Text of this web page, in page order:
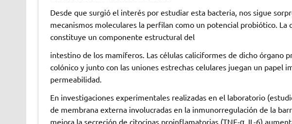
Desde que surgió el interés por estudiar esta bacteria, nos sigue
mecanismos moleculares la perfilan como un potencial probiótico.
constituye un componente estructural del
intestino de los mamíferos. Las células caliciformes de dicho órgano
colónico y junto con las uniones estrechas celulares juegan un papel
permeabilidad.
En investigaciones experimentales realizadas en el laboratorio
de membrana externa involucradas en la inmunorregulación de la
mejora la secreción de citocinas proinflamatorias (TNF-α, IL-6)